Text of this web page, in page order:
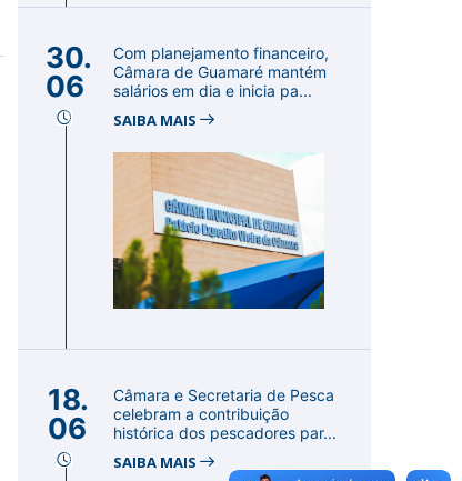
30.
06
Com planejamento financeiro,
Câmara de Guamaré mantém
salários em dia e inicia pa...
SAIBA MAIS
18.
06
Câmara e Secretaria de Pesca
celebram a contribuição
histórica dos pescadores par...
SAIBA MAIS